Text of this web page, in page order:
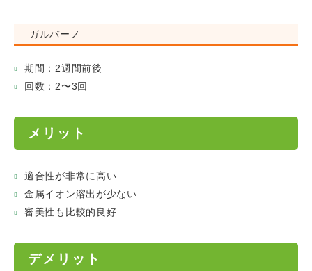
ガルバーノ
期間：2週間前後
回数：2〜3回
メリット
適合性が非常に高い
金属イオン溶出が少ない
審美性も比較的良好
デメリット